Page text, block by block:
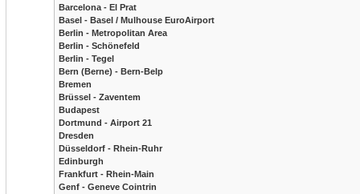
Barcelona - El Prat
Basel - Basel / Mulhouse EuroAirport
Berlin - Metropolitan Area
Berlin - Schönefeld
Berlin - Tegel
Bern (Berne) - Bern-Belp
Bremen
Brüssel - Zaventem
Budapest
Dortmund - Airport 21
Dresden
Düsseldorf - Rhein-Ruhr
Edinburgh
Frankfurt - Rhein-Main
Genf - Geneve Cointrin